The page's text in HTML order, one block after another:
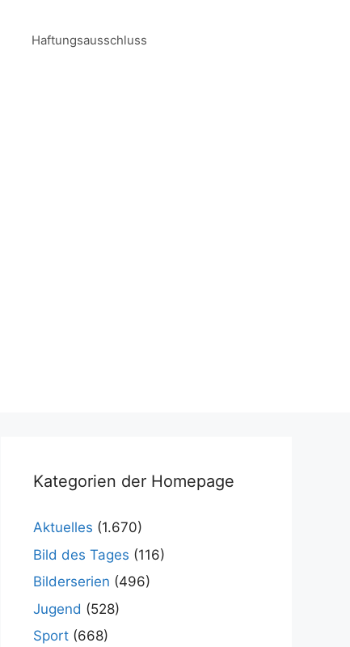
Haftungsausschluss
Kategorien der Homepage
Aktuelles (1.670)
Bild des Tages (116)
Bilderserien (496)
Jugend (528)
Sport (668)